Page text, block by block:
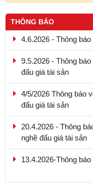
THÔNG BÁO
4.6.2026 - Thông báo
9.5.2026 - Thông
đấu giá tài sản
4/5/2026 Thông báo
đấu giá tài sản
20.4.2026 - Thông
nghề đấu giá tài sản
13.4.2026-Thông